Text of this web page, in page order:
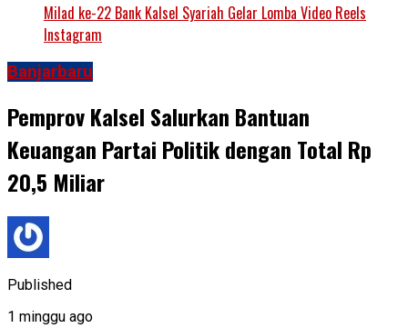
Milad ke-22 Bank Kalsel Syariah Gelar Lomba Video Reels
Instagram
Banjarbaru
Pemprov Kalsel Salurkan Bantuan
Keuangan Partai Politik dengan Total Rp
20,5 Miliar
Published
1 minggu ago